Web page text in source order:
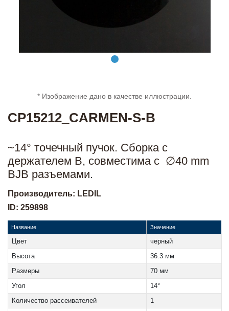
* Изображение дано в качестве иллюстрации.
CP15212_CARMEN-S-B
~14° точечный пучок. Сборка с
держателем B, совместима с ∅40 mm
BJB разъемами.
Производитель: LEDIL
ID: 259898
Название Значение
Цвет
черный
Высота
36.3 мм
Размеры
70 мм
Угол
14°
Количество рассеивателей
1